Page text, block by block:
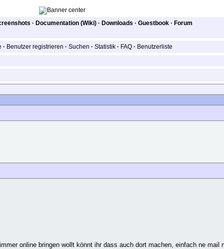
· Documentation (Wiki)· Downloads · Guestbook· Forum
· Benutzer registrieren · Suchen · Statistik · FAQ · Benutzerliste
online bringen wollt könnt ihr dass auch dort machen, einfach ne mail